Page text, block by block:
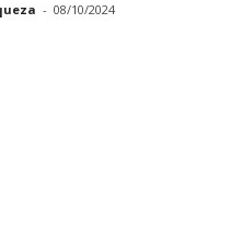
- 08/10/2024